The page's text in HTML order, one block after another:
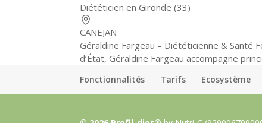
Diététicien en Gironde (33)
CANEJAN
Géraldine Fargeau – Diététicienne & Santé
d’État, Géraldine Fargeau accompagne
Fonctionnalités Tarifs Ecosystème